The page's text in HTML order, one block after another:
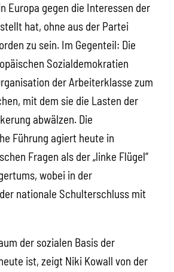
Europa gegen die Interessen der
hat, ohne aus der Partei
zu sein. Im Gegenteil: Die
Sozialdemokratien
der Arbeiterklasse zum
mit dem sie die Lasten der
abwälzen. Die
Führung agiert heute in
Fragen als der „linke Flügel“
wobei in der
nationale Schulterschluss mit
der sozialen Basis der
ist, zeigt Niki Kowall von der